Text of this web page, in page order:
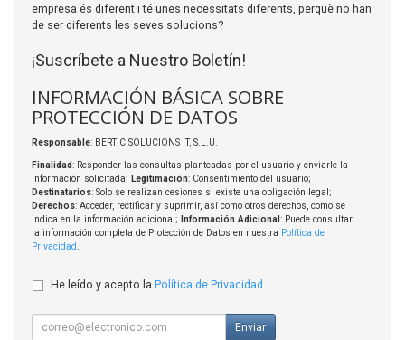
empresa és diferent i té unes necessitats diferents, perquè no han
de ser diferents les seves solucions?
¡Suscríbete a Nuestro Boletín!
INFORMACIÓN BÁSICA SOBRE
PROTECCIÓN DE DATOS
Responsable: BERTIC SOLUCIONS IT, S.L.U.
Finalidad: Responder las consultas planteadas por el usuario y enviarle la
información solicitada; Legitimación: Consentimiento del usuario;
Destinatarios: Solo se realizan cesiones si existe una obligación legal;
Derechos: Acceder, rectificar y suprimir, así como otros derechos, como se
indica en la información adicional;
Información Adicional : Puede consultar
la información completa de Protección de Datos en nuestra Política de
Privacidad
He leído y acepto la Política de Privacidad
Enviar